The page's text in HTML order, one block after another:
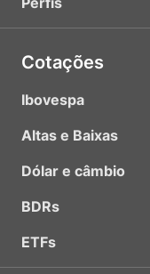
Cotações
Ibovespa
Altas e Baixas
Dólar e câmbio
BDRs
ETFs